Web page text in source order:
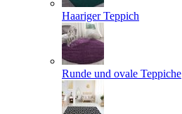
Haariger Teppich
Runde und ovale Teppiche